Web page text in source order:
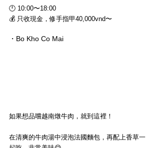
🕛 10:00〜18:00
💰 只收現金，修手指甲40,000vnd〜
・Bo Kho Co Mai
如果想品嚐越南燉牛肉，就到這裡！
在清爽的牛肉湯中浸泡法國麵包，再配上香草一